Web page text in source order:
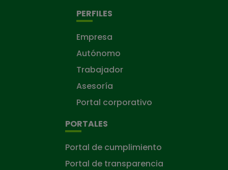
PERFILES
Empresa
Autónomo
Trabajador
Asesoría
Portal corporativo
PORTALES
Portal de cumplimiento
Portal de transparencia